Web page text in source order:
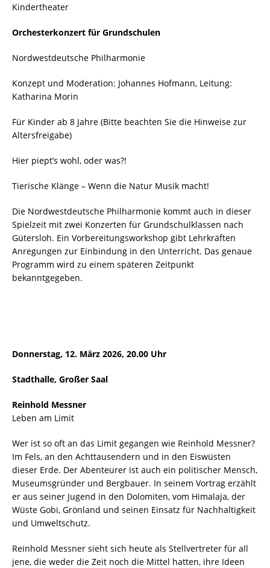
Kindertheater
Orchesterkonzert für Grundschulen
Nordwestdeutsche Philharmonie
Konzept und Moderation: Johannes Hofmann, Leitung:
Katharina Morin
Für Kinder ab 8 Jahre (Bitte beachten Sie die Hinweise zur
Altersfreigabe)
Hier piept’s wohl, oder was?!
Tierische Klänge – Wenn die Natur Musik macht!
Die Nordwestdeutsche Philharmonie kommt auch in dieser
Spielzeit mit zwei Konzerten für Grundschulklassen nach
Gütersloh. Ein Vorbereitungsworkshop gibt Lehrkräften
Anregungen zur Einbindung in den Unterricht. Das genaue
Programm wird zu einem späteren Zeitpunkt
bekanntgegeben.
Donnerstag, 12. März 2026, 20.00 Uhr
Stadthalle, Großer Saal
Reinhold Messner
Leben am Limit
Wer ist so oft an das Limit gegangen wie Reinhold Messner?
Im Fels, an den Achttausendern und in den Eiswüsten
dieser Erde. Der Abenteurer ist auch ein politischer Mensch,
Museumsgründer und Bergbauer. In seinem Vortrag erzählt
er aus seiner Jugend in den Dolomiten, vom Himalaja, der
Wüste Gobi, Grönland und seinen Einsatz für Nachhaltigkeit
und Umweltschutz.
Reinhold Messner sieht sich heute als Stellvertreter für all
jene, die weder die Zeit noch die Mittel hatten, ihre Ideen